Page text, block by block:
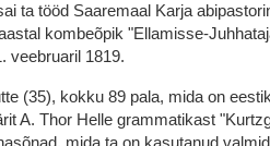
ta tööd Saaremaal Karja
kombeõpik "Ellamisse-
veebruaril 1819.
(35), kokku 89 pala, mida on
A. Thor Helle grammatikast
mida ta on kasutanud